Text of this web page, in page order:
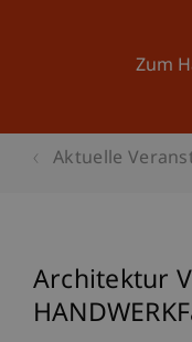
Zum
Aktuelle
Architektur